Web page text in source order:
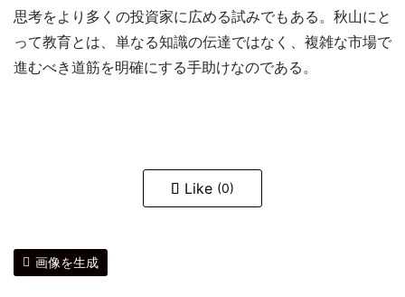
思考をより多くの投資家に広める試みでもある。秋山にと
って教育とは、単なる知識の伝達ではなく、複雑な市場で
進むべき道筋を明確にする手助けなのである。
Like (0)
画像を生成